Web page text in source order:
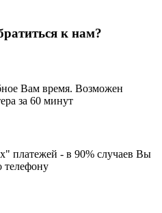
к нам?
Вам время. Возможен
за 60 минут
платежей - в 90% случаев Вы
телефону